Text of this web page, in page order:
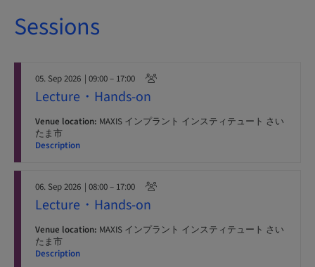
Sessions
05. Sep 2026 | 09:00 – 17:00
Lecture・Hands-on
Venue location: MAXIS インプラント インスティテュート さい
たま市
Description
06. Sep 2026 | 08:00 – 17:00
Lecture・Hands-on
Venue location: MAXIS インプラント インスティテュート さい
たま市
Description